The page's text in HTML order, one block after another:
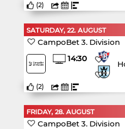
(2)
SATURDAY, 22. AUGUST
CampoBet 3. Division
14:30
(2)
FRIDAY, 28. AUGUST
CampoBet 3. Division